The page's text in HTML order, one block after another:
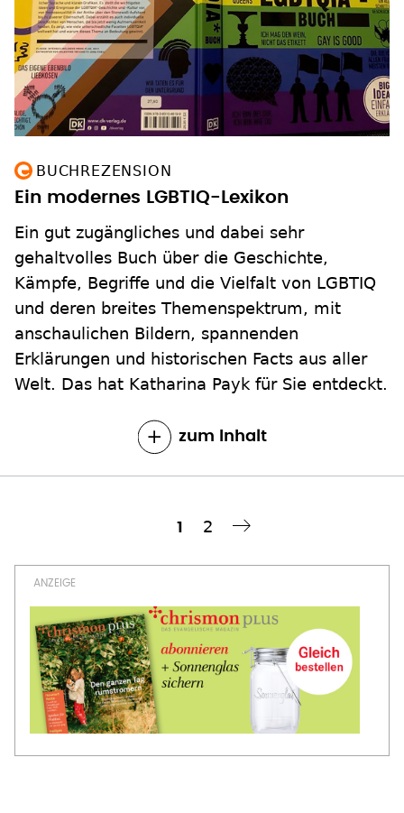
BUCHREZENSION
Ein modernes LGBTIQ-Lexikon
Ein gut zugängliches und dabei sehr
gehaltvolles Buch über die Geschichte,
Kämpfe, Begriffe und die Vielfalt von LGBTIQ
und deren breites Themenspektrum, mit
anschaulichen Bildern, spannenden
Erklärungen und historischen Facts aus aller
Welt. Das hat Katharina Payk für Sie entdeckt.
zum Inhalt
Aktuelle
1 Seite
2